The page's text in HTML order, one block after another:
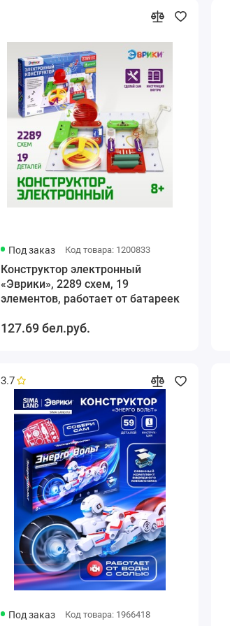
Под заказ Код товара: 1200833
Конструктор электронный
«Эврики», 2289 схем, 19
элементов, работает от батареек
127.69 бел.руб.
3.7
Под заказ Код товара: 1966418